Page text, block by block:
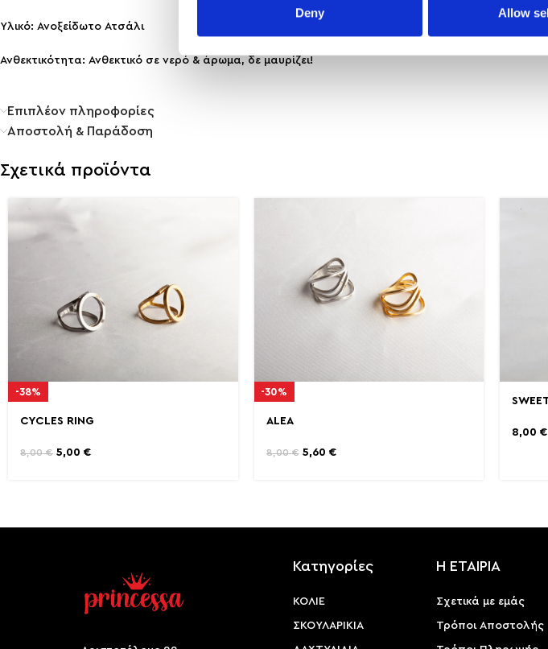
Deny Allow
Υλικό: Ανοξείδωτο Ατσάλι
Ανθεκτικότητα: Ανθεκτικό σε νερό & άρωμα, δε μαυρίζει!
Επιπλέον πληροφορίες
Αποστολή & Παράδοση
Σχετικά προϊόντα
-38%
CYCLES RING
8,00€ 5,00 €
-30%
ALEA
8,00€ 5,60 €
8,00 €
Κατηγορίες
ΚΟΛΙΕ
ΣΚΟΥΛΑΡΙΚΙΑ
Η ΕΤΑΙΡΙΑ
Σχετικά με εμάς
Τρόποι Αποστολής